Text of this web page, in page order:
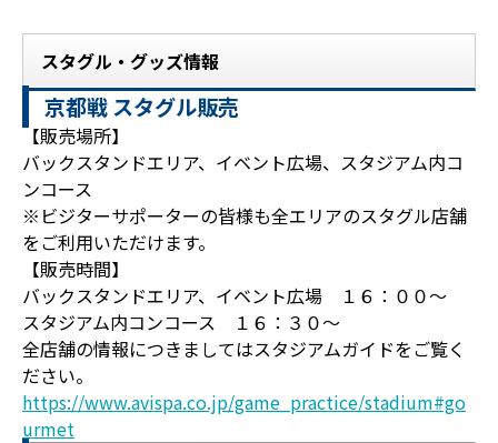
スタグル・グッズ情報
京都戦 スタグル販売
【販売場所】
バックスタンドエリア、イベント広場、スタジアム内コ
ンコース
※ビジターサポーターの皆様も全エリアのスタグル店舗
をご利用いただけます。
【販売時間】
バックスタンドエリア、イベント広場 １６：００～
スタジアム内コンコース １６：３０～
全店舗の情報につきましてはスタジアムガイドをご覧く
ださい。
https://www.avispa.co.jp/game_practice/stadium#go
urmet